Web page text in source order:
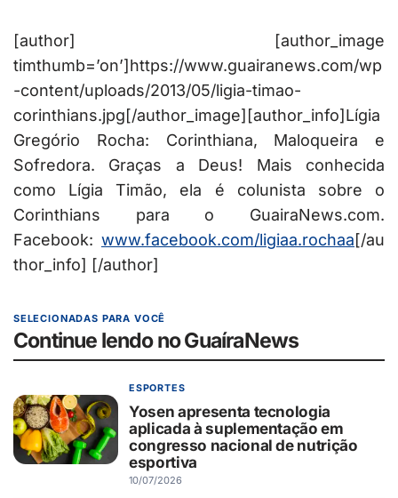
[author] [author_image
timthumb=’on’]https://www.guairanews.com/wp
-content/uploads/2013/05/ligia-timao-
corinthians.jpg[/author_image][author_info]Lígia
Gregório Rocha: Corinthiana, Maloqueira e
Sofredora. Graças a Deus! Mais conhecida
como Lígia Timão, ela é colunista sobre o
Corinthians para o GuairaNews.com.
Facebook: www.facebook.com/ligiaa.rochaa[/au
thor_info] [/author]
SELECIONADAS PARA VOCÊ
Continue lendo no GuaíraNews
ESPORTES
Yosen apresenta tecnologia
aplicada à suplementação em
congresso nacional de nutrição
esportiva
10/07/2026